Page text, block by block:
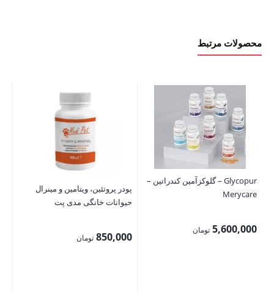
محصولات مرتبط
Glycopur – گلوکزآمين کندراتين –
Merycare
5,600,000 تومان
پودر پروتئین، ویتامین و مینرال
حیوانات خانگی مدی پت
850,000 تومان